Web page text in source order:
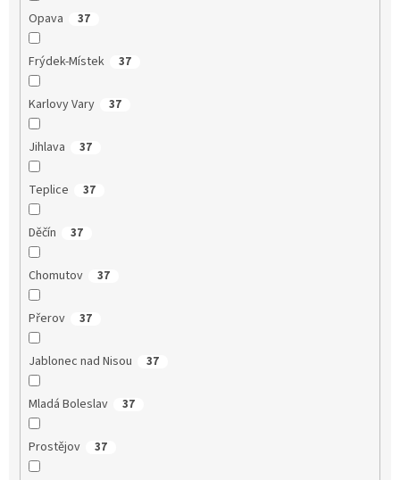
Opava 37
Frýdek-Místek 37
Karlovy Vary 37
Jihlava 37
Teplice 37
Děčín 37
Chomutov 37
Přerov 37
Jablonec nad Nisou 37
Mladá Boleslav 37
Prostějov 37